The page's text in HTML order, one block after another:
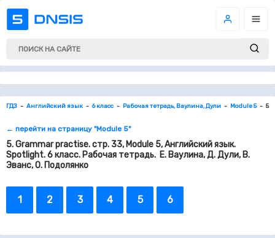
ГДЗ Английский язык 6 класс Рабочая тетрадь, Ваулина, Дули Module 5 5.
← перейти на страницу "Module 5"
5. Grammar practise. стр. 33, Module 5, Английский язык.
Spotlight. 6 класс. Рабочая тетрадь. Е. Ваулина, Д. Дули, В.
Эванс, О. Подолянко
1 2 3 4 5 6